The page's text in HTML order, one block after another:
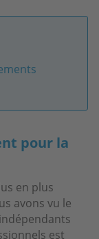
pour la
en plus
avons vu le
est